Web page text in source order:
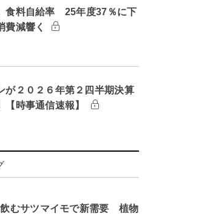
食料自給率 25年度37％に下
減響く
が２０２６年第２四半期決算
【時事通信速報】
飲むサツマイモで新需要 植物